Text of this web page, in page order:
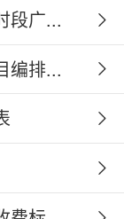
段广...
编排...